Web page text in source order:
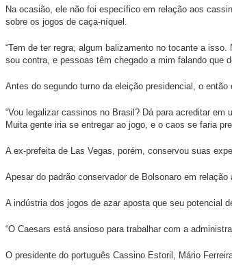
Na ocasião, ele não foi específico em relação aos
sobre os jogos de caça-níquel.
“Tem de ter regra, algum balizamento no tocante a
sou contra, e pessoas têm chegado a mim falando que
Antes do segundo turno da eleição presidencial, o
“Vou legalizar cassinos no Brasil? Dá para acreditar
Muita gente iria se entregar ao jogo, e o caos se faria
A ex-prefeita de Las Vegas, porém, conservou suas
Apesar do padrão conservador de Bolsonaro em
A indústria dos jogos de azar aposta que seu potencial
“O Caesars está ansioso para trabalhar com a
O presidente do português Cassino Estoril, Mário